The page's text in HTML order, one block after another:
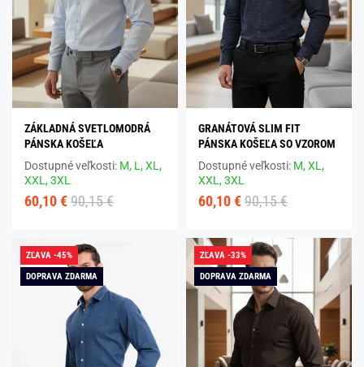
ZÁKLADNÁ SVETLOMODRÁ
PÁNSKA KOŠEĽA
Dostupné veľkosti: M, L,XL,
XXL,3XL
60,10 € 90,15 €
GRANÁTOVÁ SLIM FIT
PÁNSKA KOŠEĽA SO VZOROM
Dostupné veľkosti: M,XL,
XXL,3XL
60,10 € 90,15 €
ZĽAVA -45%
DOPRAVA ZDARMA
ZĽAVA -33%
DOPRAVA ZDARMA